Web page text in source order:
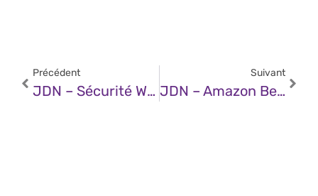
Précédent
JDN – Sécurité Web : Quand Une Seule Clé Ouvre Tout
Suivant
JDN – Amazon Bedrock Vs Google Vertex AI Vs Microsoft Azure : Google Cloud Se Détache Dans L’IA Générative